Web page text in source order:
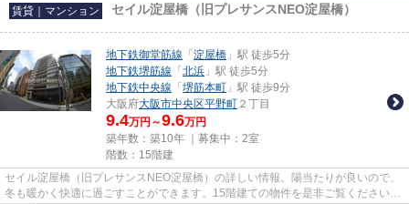
賃貸｜マンション セイル淀屋橋（旧プレサンスNEO淀屋橋）
地下鉄御堂筋線 「 淀屋橋 」駅 徒歩5分
地下鉄堺筋線 「 北浜 」駅 徒歩5分
地下鉄中央線 「 堺筋本町 」駅 徒歩9分
大阪府大阪市中央区平野町 ２丁目
9.4万円～9.6万円
築年数：築10年 ｜募集中： 2室
階数：15階建
セイル淀屋橋（旧プレサンスNEO淀屋橋）の詳しい情報。陽当たりが良いので、
冬も暖かく快適に過ごすことができます。15階建ての物件を是非ご覧ください。